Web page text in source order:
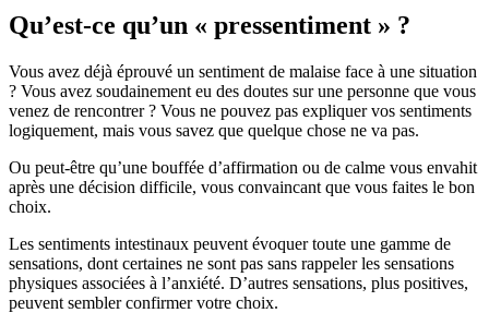
Qu’est-ce qu’un « pressentiment » ?
Vous avez déjà éprouvé un sentiment de malaise face à une situation
? Vous avez soudainement eu des doutes sur une personne que vous
venez de rencontrer ? Vous ne pouvez pas expliquer vos sentiments
logiquement, mais vous savez que quelque chose ne va pas.
Ou peut-être qu’une bouffée d’affirmation ou de calme vous envahit
après une décision difficile, vous convaincant que vous faites le bon
choix.
Les sentiments intestinaux peuvent évoquer toute une gamme de
sensations, dont certaines ne sont pas sans rappeler les sensations
physiques associées à l’anxiété. D’autres sensations, plus positives,
peuvent sembler confirmer votre choix.